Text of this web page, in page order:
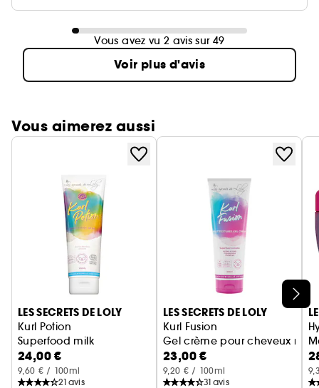
Vous avez vu 2 avis sur 49
Voir plus d'avis
Vous aimerez aussi
Ignorer le carrousel produits
LES SECRETS DE LOLY
Kurl Potion
Superfood milk
24,00 €
9,60 € / 100ml
21 avis
LES SECRETS DE LOLY
Kurl Fusion
Gel crème pour cheveux
23,00 €
9,20 € / 100ml
31 avis